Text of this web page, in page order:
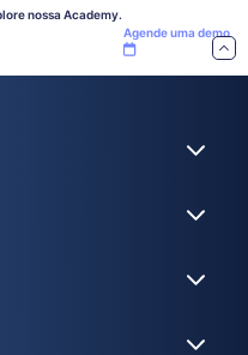
nossa Academy.
Agende uma demo